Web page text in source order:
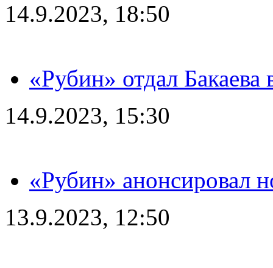
14.9.2023, 18:50
«Рубин» отдал
14.9.2023, 15:30
«Рубин» анонсировал
13.9.2023, 12:50